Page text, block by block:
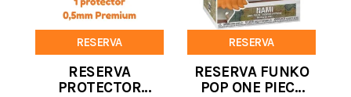
RESERVA
RESERVA
PROTECTOR
RESERVA
RESERVA FUNKO
POP ONE PIECE